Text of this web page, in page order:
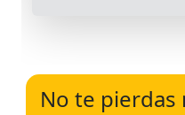
No te